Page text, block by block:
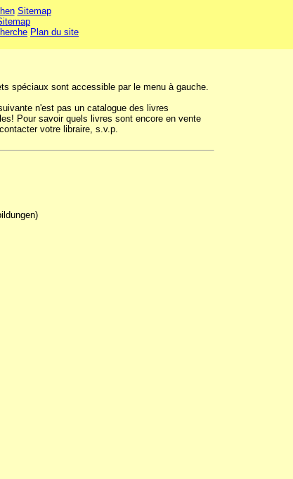
Sitemap
Plan du site
spéciaux sont accessible par le menu à gauche.
n'est pas un catalogue des livres
Pour savoir quels livres sont encore en vente
votre libraire, s.v.p.